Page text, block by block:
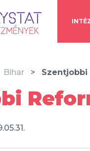
Bihar Szentjobbi